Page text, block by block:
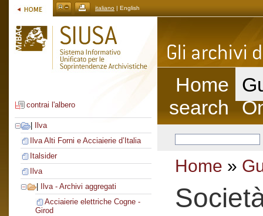
italiano | English
contrai l'albero
Ilva
Ilva Alti Forni e Acciaierie d’Italia
Italsider
Ilva
Ilva - Archivi aggregati
Acciaierie elettriche Cogne -
Girod
Home
search
Home »